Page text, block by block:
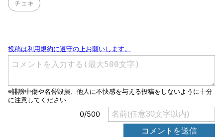
チェキ